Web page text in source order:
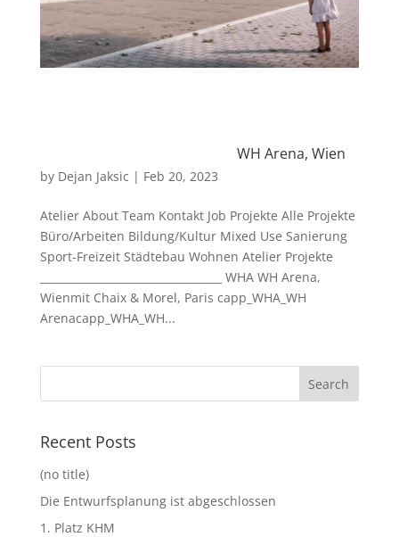
WH Arena, Wien
by Dejan Jaksic | Feb 20, 2023
Atelier About Team Kontakt Job Projekte Alle Projekte
Büro/Arbeiten Bildung/Kultur Mixed Use Sanierung
Sport-Freizeit Städtebau Wohnen Atelier Projekte
__________________________________ WHA WH Arena,
Wienmit Chaix & Morel, Paris capp_WHA_WH
Arenacapp_WHA_WH...
Recent Posts
(no title)
Die Entwurfsplanung ist abgeschlossen
1. Platz KHM